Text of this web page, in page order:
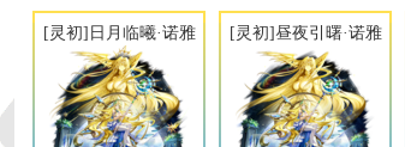
[灵初]日月临曦·诺雅 [灵初]昼夜引曙·诺雅